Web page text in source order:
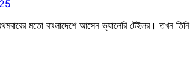
মতো বাংলাদেশে আসেন ভ্যালেরি টেইলর। তখন